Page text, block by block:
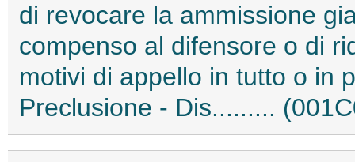
di revocare la ammissione
compenso al difensore o di
motivi di appello in tutto o in
Preclusione - Dis.........